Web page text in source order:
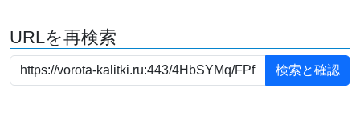
URLを再検索